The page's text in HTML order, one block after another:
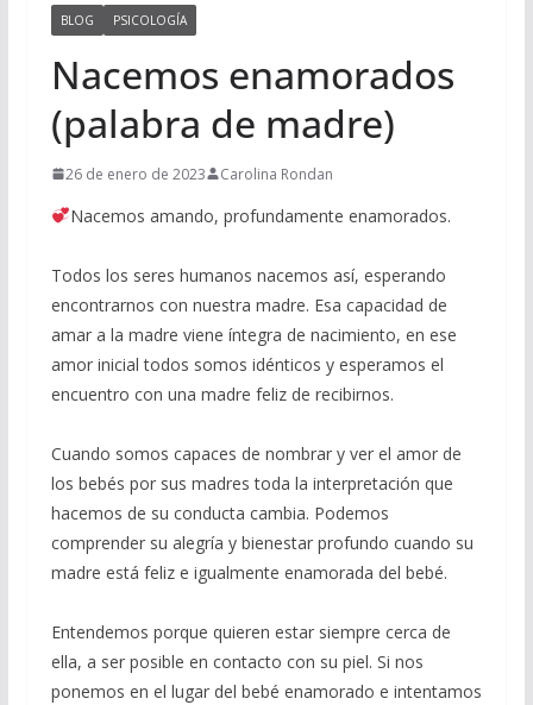
BLOG PSICOLOGÍA
Nacemos enamorados
(palabra de madre)
26 de enero de 2023 Carolina Rondan
Nacemos amando, profundamente enamorados.
Todos los seres humanos nacemos así, esperando
encontrarnos con nuestra madre. Esa capacidad de
amar a la madre viene íntegra de nacimiento, en ese
amor inicial todos somos idénticos y esperamos el
encuentro con una madre feliz de recibirnos.
Cuando somos capaces de nombrar y ver el amor de
los bebés por sus madres toda la interpretación que
hacemos de su conducta cambia. Podemos
comprender su alegría y bienestar profundo cuando su
madre está feliz e igualmente enamorada del bebé.
Entendemos porque quieren estar siempre cerca de
ella, a ser posible en contacto con su piel. Si nos
ponemos en el lugar del bebé enamorado e intentamos